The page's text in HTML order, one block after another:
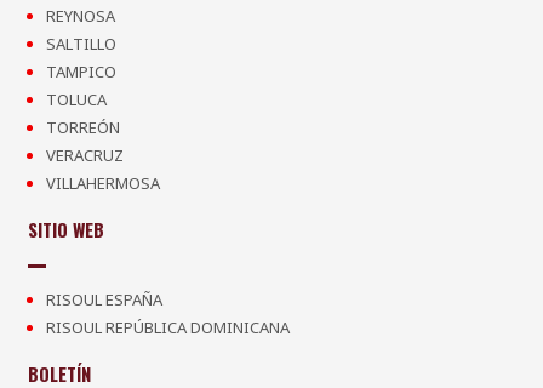
REYNOSA
SALTILLO
TAMPICO
TOLUCA
TORREÓN
VERACRUZ
VILLAHERMOSA
SITIO WEB
RISOUL ESPAÑA
RISOUL REPÚBLICA DOMINICANA
BOLETÍN